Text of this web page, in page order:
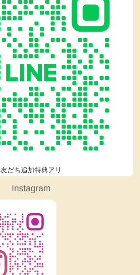
友だち追加特典アリ
Instagram